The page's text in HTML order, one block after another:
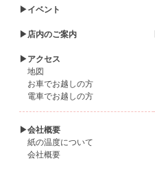
▶イベント
▶店内のご案内
▶アクセス
地図
お車でお越しの方
電車でお越しの方
▶会社概要
紙の温度について
会社概要